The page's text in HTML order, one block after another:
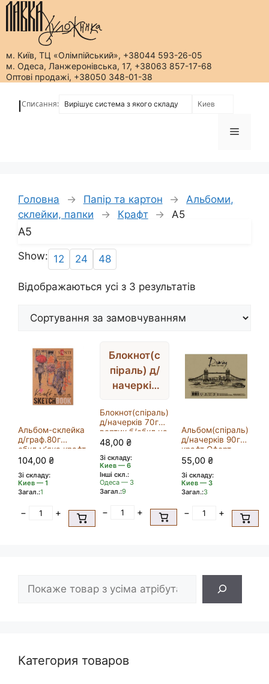
м. Київ, ТЦ «Олімпійський», +38044 593-26-05
м. Одеса, Ланжеронівська, 17, +38063 857-17-68
Оптові продажі, +38050 348-01-38
Списання:
Меню
Головна → Папір та картон →
Альбоми,
склейки, папки
→ Крафт → А5
А5
Show: 12 24 48
Відображаються усі з 3 результатів
Альбом-склейка
д/граф.80г
обкл.м’яка крафт
на
підкладці.Santi
50арк 14,8х21см
А5 КРАФТ
104,00 ₴
Зі складу:
Киев — 1
Загал.:1
− +
Блокнот(с
піраль) д/
начерків
вертик.б/
обкл.на
підкладці
16арк.А5
КРАФТ
Блокнот(спіраль)
д/начерків 70гр
вертик.б/обкл.на
підкладці
48,00 ₴
Зі складу:
Киев — 6
Інші скл.:
Одеса — 3
Загал.:9
− +
Альбом(спіраль)
д/начерків 90гр
крафт Офорт
30арк.А5
55,00 ₴
Зі складу:
Киев — 3
Загал.:3
− +
Категория товаров